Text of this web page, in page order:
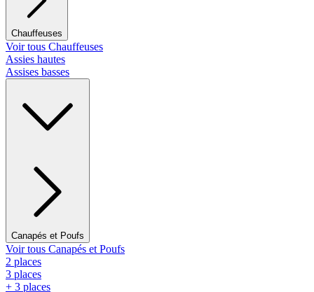
Chauffeuses
Voir tous Chauffeuses
Assies hautes
Assises basses
Canapés et Poufs
Voir tous Canapés et Poufs
2 places
3 places
+ 3 places